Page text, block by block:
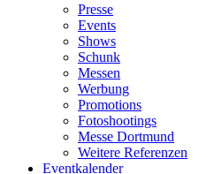
Presse
Events
Shows
Schunk
Messen
Werbung
Promotions
Fotoshootings
Messe Dortmund
Weitere Referenzen
Eventkalender